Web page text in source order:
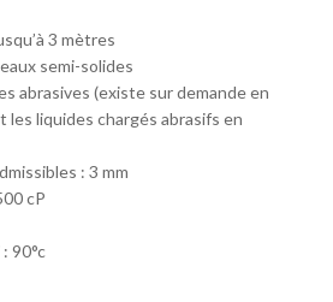
3 mètres
semi-solides
abrasives (existe sur demande en
liquides chargés abrasifs en
: 3 mm
cP
90°c